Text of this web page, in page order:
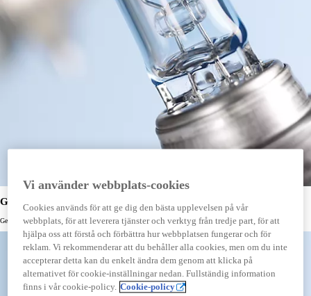
Glödlampor — optiblue
Ger ett blåvitt sken som bidrar till en sportig look samtidigt som du får perfekt sikt framåt.
Vi använder webbplats-cookies
Cookies används för att ge dig den bästa upplevelsen på vår
webbplats, för att leverera tjänster och verktyg från tredje part, för att
hjälpa oss att förstå och förbättra hur webbplatsen fungerar och för
reklam. Vi rekommenderar att du behåller alla cookies, men om du inte
accepterar detta kan du enkelt ändra dem genom att klicka på
alternativet för cookie-inställningar nedan. Fullständig information
finns i vår cookie-policy. Cookie-policy